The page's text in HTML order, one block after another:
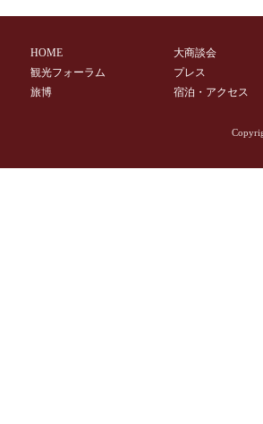
HOME
観光フォーラム
旅博
大商談会
プレス
宿泊・アクセス